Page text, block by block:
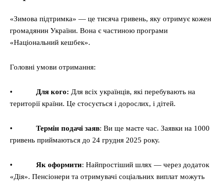
«Зимова підтримка» — це тисяча гривень, яку отримує кожен
громадянин України. Вона є частиною програми
«Національний кешбек».
Головні умови отримання:
• Для кого: Для всіх українців, які перебувають на
території країни. Це стосується і дорослих, і дітей.
• Термін подачі заяв: Ви ще маєте час. Заявки на 1000
гривень приймаються до 24 грудня 2025 року.
• Як оформити: Найпростіший шлях — через додаток
«Дія». Пенсіонери та отримувачі соціальних виплат можуть